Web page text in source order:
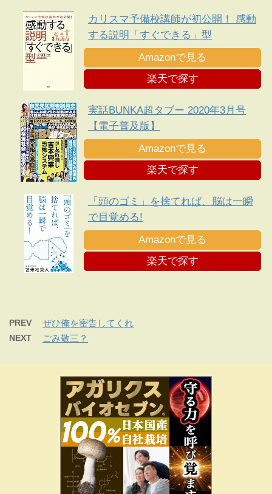
カリスマ予備校講師が初公開！ 感動
する説明「すぐできる」型
Amazonで見る
楽天で探す
実話BUNKA超タブー 2020年3月号
【電子普及版】
Amazonで見る
楽天で探す
「頭のゴミ」を捨てれば、脳は一瞬
で目覚める!
Amazonで見る
楽天で探す
PREV ぜひ俺を密告してくれ
NEXT ごみ敬三？